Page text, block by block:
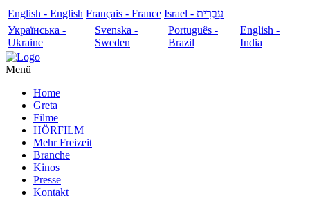
English - English Français - France
עִבְרִית - Israel
Українська -
Ukraine
Svenska -
Sweden
Português -
Brazil
English -
India
Menü
Home
Greta
Filme
HÖRFILM
Mehr Freizeit
Branche
Kinos
Presse
Kontakt